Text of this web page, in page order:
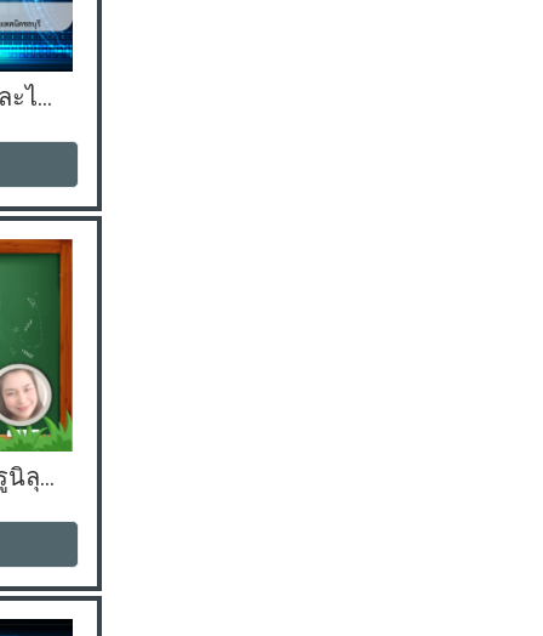
การควบคุมนิวเมติกส์และไฮดรอลิกส์
ภาษาไทยเพื่ออาชีพ (ครูนิลุบล)